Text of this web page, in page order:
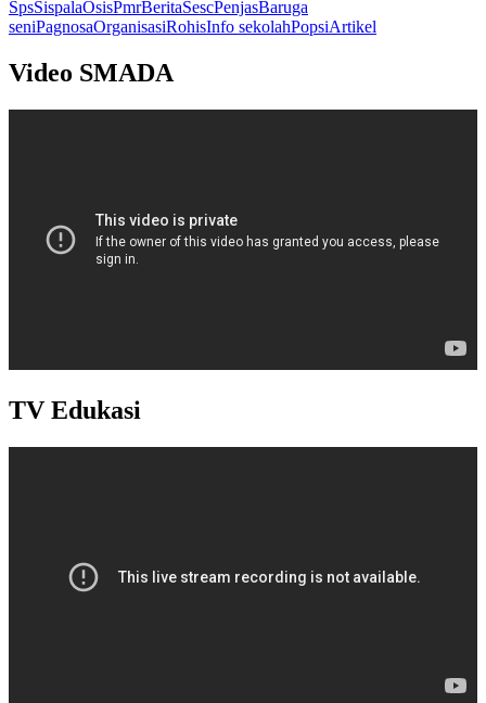
SpsSispalaOsisPmrBeritaSescPenjasBaruga
seniPagnosaOrganisasiRohisInfo sekolahPopsiArtikel
Video SMADA
TV Edukasi